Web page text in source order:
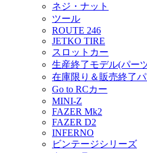
ネジ・ナット
ツール
ROUTE 246
JETKO TIRE
スロットカー
生産終了モデル(パー
在庫限り＆販売終了
Go to RCカー
MINI-Z
FAZER Mk2
FAZER D2
INFERNO
ビンテージシリーズ